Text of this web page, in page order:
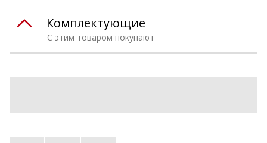
С этим товаром покупают
Комплектующие